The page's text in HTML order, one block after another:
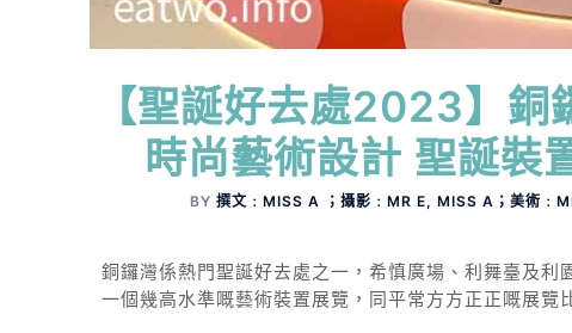
【聖誕好去處2023】
時尚藝術設計 聖誕裝
BY 撰文﹕MISS A ；攝影﹕MR E, MISS A；美術
銅鑼灣係熱門聖誕好去處之一，希慎廣場、利舞臺及
一個幾高水準嘅藝術裝置展覽，同平常方方正正嘅展覽